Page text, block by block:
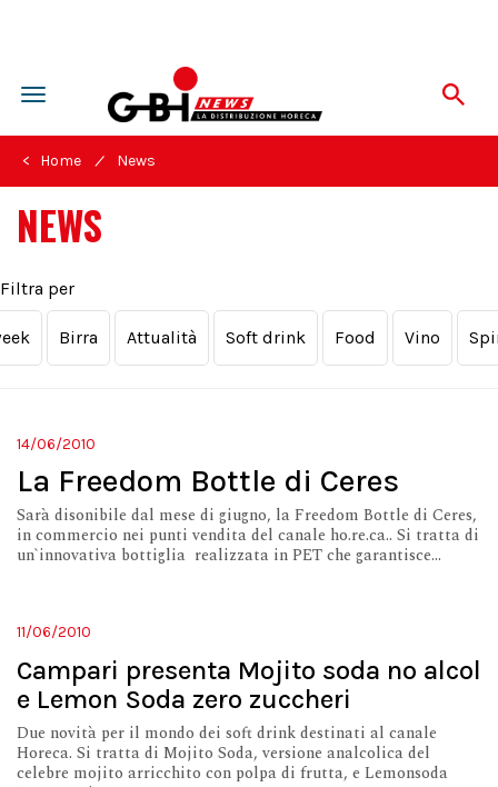
Toggle
navigation
< Home / News
NEWS
Filtra per
Birra Attualità Soft drink Food Vino
14/06/2010
La Freedom Bottle di Ceres
Sarà disonibile dal mese di giugno, la Freedom Bottle di Ceres,
in commercio nei punti vendita del canale ho.re.ca.. Si tratta di
un`innovativa bottiglia realizzata in PET che garantisce...
11/06/2010
Campari presenta Mojito soda no alcol
e Lemon Soda zero zuccheri
Due novità per il mondo dei soft drink destinati al canale
Horeca. Si tratta di Mojito Soda, versione analcolica del
celebre mojito arricchito con polpa di frutta, e Lemonsoda